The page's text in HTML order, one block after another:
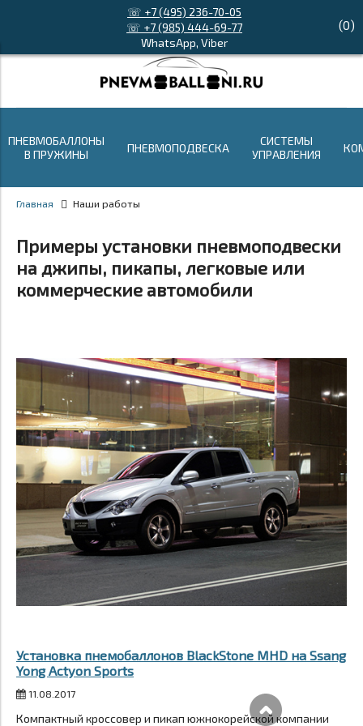
☏ +7 (495) 236-70-05
☏ +7 (985) 444-69-77
WhatsApp, Viber
(0)
ПНЕВМОБАЛЛОНЫ
В ПРУЖИНЫ
ПНЕВМОПОДВЕСКА
СИСТЕМЫ
УПРАВЛЕНИЯ
Главная Наши работы
Примеры установки пневмоподвески
на джипы, пикапы, легковые или
коммерческие автомобили
Установка пнемобаллонов BlackStone MHD на Ssang
Yong Actyon Sports
11.08.2017
Компактный кроссовер и пикап южнокорейской компании